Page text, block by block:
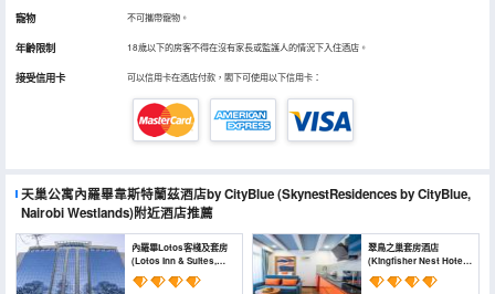
寵物 不可攜帶寵物。
年齡限制 18歲以下的房客不得在沒有家長或監護人的情況下入住酒店。
接受信用卡 可以信用卡在酒店付款，閣下可使用以下信用卡：
天巢公寓內羅畢韋斯特蘭茲酒店by CityBlue(SkynestResidences by CityBlue,
Nairobi Westlands)附近酒店推薦
內羅畢Lotos客棧及套房
(Lotos Inn & Suites,
Nairobi)
翠鳥之巢套房酒店
(Kingfisher Nest Hotel
Suites)